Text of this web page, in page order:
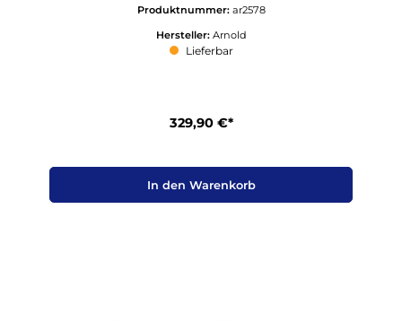
Produktnummer: ar2578
Hersteller: Arnold
Lieferbar
329,90 €*
In den Warenkorb